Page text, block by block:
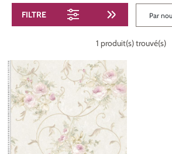
FILTRE
1 produit(s) trouvé(s)